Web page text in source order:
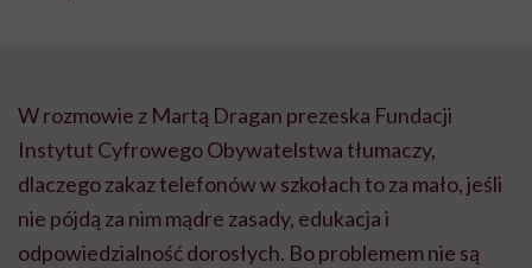
W rozmowie z Martą Dragan prezeska Fundacji
Instytut Cyfrowego Obywatelstwa tłumaczy,
dlaczego zakaz telefonów w szkołach to za mało, jeśli
nie pójdą za nim mądre zasady, edukacja i
odpowiedzialność dorosłych. Bo problemem nie są